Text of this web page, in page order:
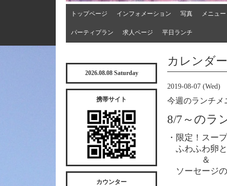
トップページ インフォメーション 写真 メニュー
パーティプラン 求人ページ 平日ランチ
カレンダー
2019-08-07 (Wed)
今週のランチメ
8/7～のラ
・限定！スー
ふわふわ卵
＆
ソーセージ
2026.08.08 Saturday
携帯サイト
カウンター